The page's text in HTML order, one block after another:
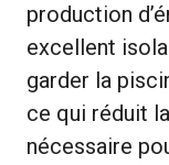
production
excellent
garder la
ce qui réduit
nécessaire